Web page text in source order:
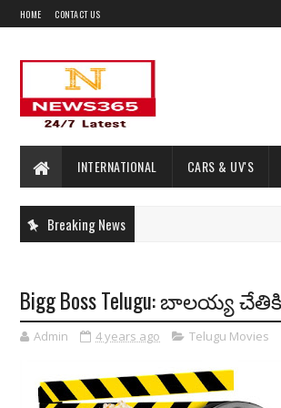
HOME CONTACT US
INTERNATIONAL CARS & UV'S
Breaking News
Bigg Boss Telugu:
Admin 4 years ago Telugu Movies